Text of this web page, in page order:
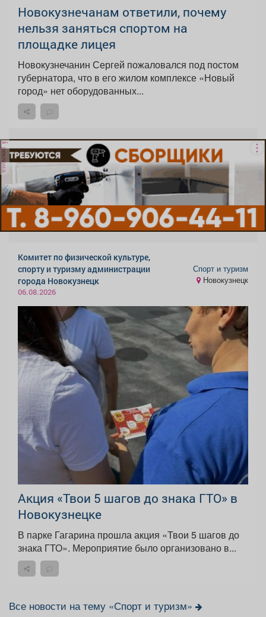
Новокузнечанам ответили, почему
нельзя заняться спортом на
площадке лицея
Новокузнечанин Сергей пожаловался под постом
губернатора, что в его жилом комплексе «Новый
город» нет оборудованных...
реклама
Комитет по физической культуре,
спорту и туризму администрации
города Новокузнецк
06.08.2026
Спорт и туризм
Новокузнецк
Акция «Твои 5 шагов до знака ГТО» в
Новокузнецке
В парке Гагарина прошла акция «Твои 5 шагов до
знака ГТО». Мероприятие было организовано в...
Все новости на тему «Спорт и туризм»